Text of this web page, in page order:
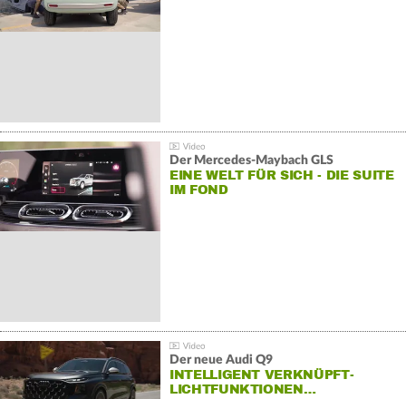
Der Mercedes‑Maybach GLS
EINE WELT FÜR SICH - DIE SUITE
IM FOND
Der neue Audi Q9
INTELLIGENT VERKNÜPFT-
LICHTFUNKTIONEN…